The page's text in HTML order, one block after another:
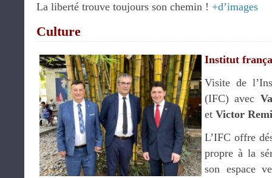
La liberté trouve toujours son chemin ! +d’images
Culture
Institut
Visite de
(IFC) avec
et Victor
L’IFC offre
propre à la
son espace